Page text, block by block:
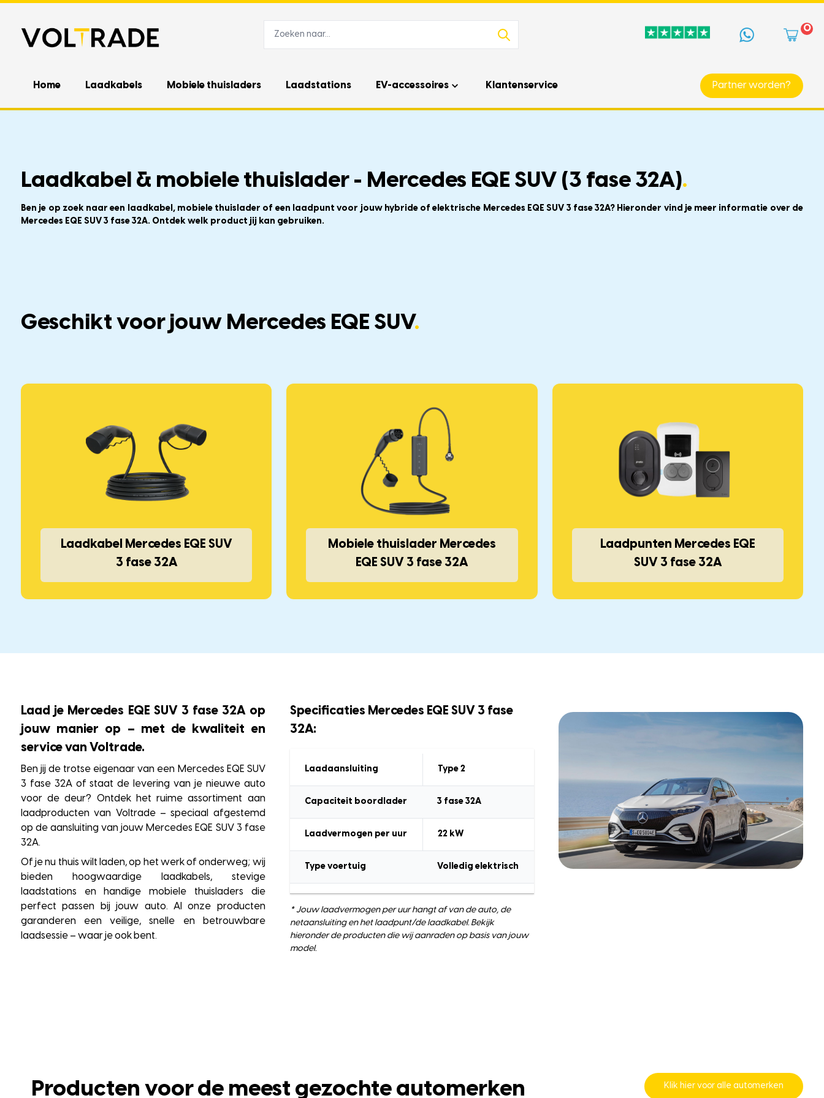
0
Home Laadkabels Mobiele thuisladers Laadstations EV-accessoires Klantenservice Partner worden?
Laadkabel & mobiele thuislader - Mercedes EQE SUV (3 fase 32A).
Ben je op zoek naar een laadkabel, mobiele thuislader of een laadpunt voor jouw hybride of elektrische Mercedes EQE SUV 3 fase 32A? Hieronder vind je meer informatie over de
Mercedes EQE SUV 3 fase 32A. Ontdek welk product jij kan gebruiken.
Geschikt voor jouw Mercedes EQE SUV.
Laadkabel Mercedes EQE SUV
3 fase 32A
Mobiele thuislader Mercedes
EQE SUV 3 fase 32A
Laadpunten Mercedes EQE
SUV 3 fase 32A
Laad je Mercedes EQE SUV 3 fase 32A op
jouw manier op – met de kwaliteit en
service van Voltrade.
Ben jij de trotse eigenaar van een Mercedes EQE SUV
3 fase 32A of staat de levering van je nieuwe auto
voor de deur? Ontdek het ruime assortiment aan
laadproducten van Voltrade – speciaal afgestemd
op de aansluiting van jouw Mercedes EQE SUV 3 fase
32A.
Of je nu thuis wilt laden, op het werk of onderweg; wij
bieden hoogwaardige laadkabels, stevige
laadstations en handige mobiele thuisladers die
perfect passen bij jouw auto. Al onze producten
garanderen een veilige, snelle en betrouwbare
laadsessie – waar je ook bent.
Specificaties Mercedes EQE SUV 3 fase
32A:
Laadaansluiting Type 2
Capaciteit boordlader 3 fase 32A
Laadvermogen per uur 22 kW
Type voertuig Volledig elektrisch
* Jouw laadvermogen per uur hangt af van de auto, de
netaansluiting en het laadpunt/de laadkabel. Bekijk
hieronder de producten die wij aanraden op basis van jouw
model.
Producten voor de meest gezochte automerken Klik hier voor alle automerken